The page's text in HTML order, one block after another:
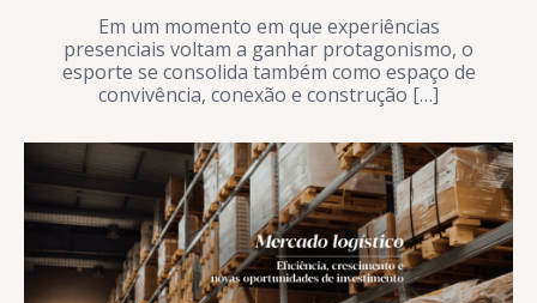
Em um momento em que experiências
presenciais voltam a ganhar protagonismo, o
esporte se consolida também como espaço de
convivência, conexão e construção […]